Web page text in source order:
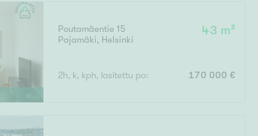
Poutamäentie 15
Pajamäki, Helsinki
43 m²
2h, k, kph, lasitettu parveke 170 000 €